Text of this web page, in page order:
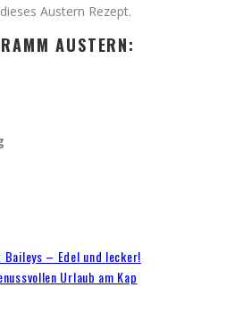
Austern Rezept.
AUSTERN:
– Edel und lecker!
Urlaub am Kap